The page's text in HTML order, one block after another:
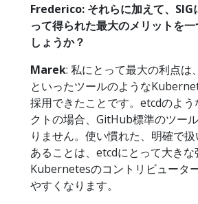
Frederico: それらに加えて、SIG
って得られた最大のメリットを
しょうか？
Marek: 私にとって最大の利点は、
といったツールのような
採用できたことです。etcdのよ
クトの場合、GitHub標準のツー
りません。使い慣れた、明確で
あることは、etcdにとって大きな
Kubernetesのコントリビュータ
やすくなります。